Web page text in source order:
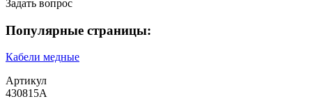
Задать вопрос
Популярные страницы:
Кабели медные
Артикул
430815А